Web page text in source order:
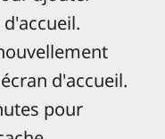
d'accueil.
pour